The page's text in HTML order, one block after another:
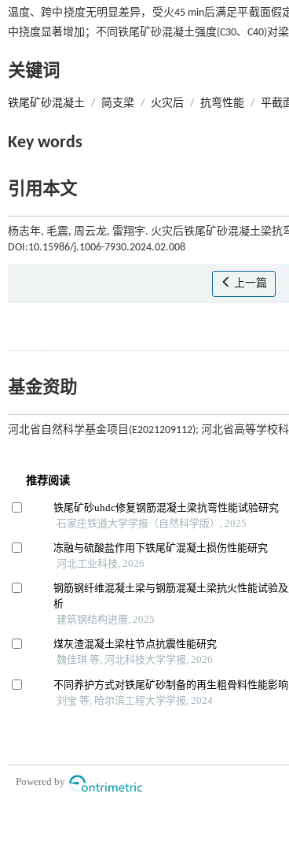
温度、跨中挠度无明显差异，受火45 min后满足平截面
中挠度显著增加；不同铁尾矿砂混凝土强度(C30、C40)对
关键词
铁尾矿砂混凝土 / 简支梁 / 火灾后 / 抗弯性能 / 平截
Key words
引用本文
杨志年, 毛震, 周云龙, 雷翔宇. 火灾后铁尾矿砂混凝土梁抗
DOI:10.15986/j.1006-7930.2024.02.008
上一篇
基金资助
河北省自然科学基金项目(E2021209112); 河北省高等学校